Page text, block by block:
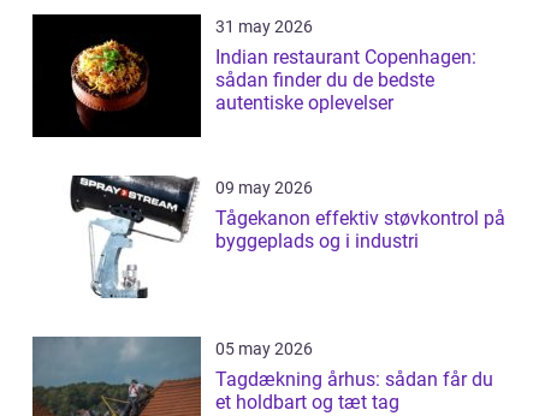
31 may 2026
Indian restaurant Copenhagen:
sådan finder du de bedste
autentiske oplevelser
09 may 2026
Tågekanon effektiv støvkontrol på
byggeplads og i industri
05 may 2026
Tagdækning århus: sådan får du
et holdbart og tæt tag